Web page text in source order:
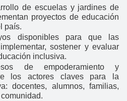
de escuelas y jardines de
proyectos de educación
país.
disponibles para que las
sostener y evaluar
inclusiva.
de empoderamiento y
los actores claves para la
docentes, alumnos, familias,